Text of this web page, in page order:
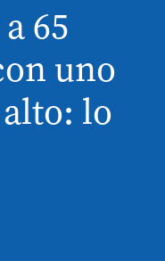
65
uno
lo